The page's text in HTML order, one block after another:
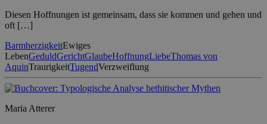
Diesen Hoffnungen ist gemeinsam, dass sie kommen und gehen und
oft […]
BarmherzigkeitEwiges
LebenGeduldGerichtGlaubeHoffnungLiebeThomas von
AquinTraurigkeitTugendVerzweiflung
Maria Atterer